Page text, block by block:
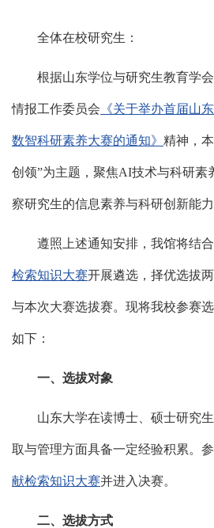
全体在校研究生：
根据山东学位与研究生教育学
情报工作委员会 《关于举办首届山
数智科研素养大赛的通知》 精神，
创领”为主题，聚焦AI技术与科研素
察研究生的信息素养与科研创新能力
遵照上述通知安排，我馆将结合
检索知识大赛开展遴选，择优选拔
与本次大赛选拔赛。现将我校参赛
如下：
一、选拔对象
山东大学在读博士、硕士研究
取与管理方面具备一定经验积累。
献检索知识大赛并进入决赛。
二、选拔方式